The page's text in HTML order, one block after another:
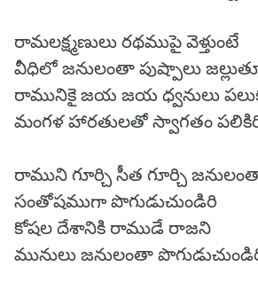
రామలక్ష్మణులు రథముపై వెళ్తుంటే
వీధిలో జనులంతా పుష్పాలు
రామునికై జయ జయ ధ్వనులు
మంగళ హారతులతో స్వాగతం
రాముని గూర్చి సీత గూర్చి
సంతోషముగా పొగుడుచుండిరి
కోషల దేశానికి రాముడే రాజని
మునులు జనులంతా